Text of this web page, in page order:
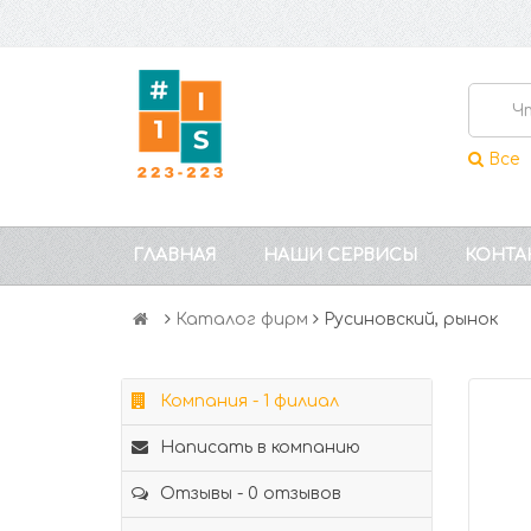
Все
ГЛАВНАЯ НАШИ СЕРВИСЫ
Каталог фирм Русиновский, рынок
Компания - 1 филиал
Написать в компанию
Отзывы - 0 отзывов